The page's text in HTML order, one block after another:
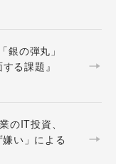
の弾丸」
る課題』
のIT投資、
い」による